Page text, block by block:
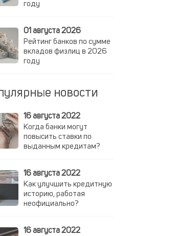
году
01 августа 2026
Рейтинг банков по сумме
вкладов физлиц в 2026
году
новости
16 августа 2022
Когда банки могут
повысить ставки по
выданным кредитам?
16 августа 2022
Как улучшить кредитную
историю, работая
неофициально?
16 августа 2022